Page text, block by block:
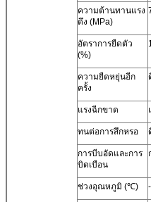
ความต้านทานแรง
ดึง (MPa)
อัตราการยืดตัว
(%)
ความยืดหยุ่นอีก
ครั้ง
แรงฉีกขาด
ทนต่อการสึกหรอ
การบีบอัดและการ
บิดเบือน
ช่วงอุณหภูมิ (℃)